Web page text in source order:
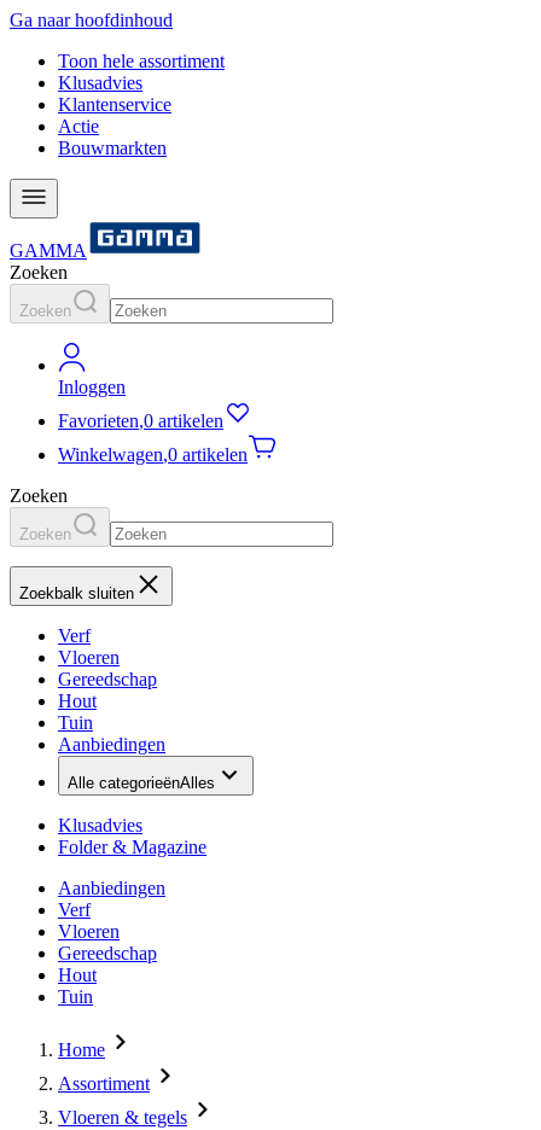
Ga naar hoofdinhoud
Toon hele assortiment
Klusadvies
Klantenservice
Actie
Bouwmarkten
GAMMA
Zoeken
Zoeken
Inloggen
Favorieten,0 artikelen
Winkelwagen,0 artikelen
Zoeken
Zoeken
Zoekbalk sluiten
Verf
Vloeren
Gereedschap
Hout
Tuin
Aanbiedingen
Alle categorieënAlles
Klusadvies
Folder & Magazine
Aanbiedingen
Verf
Vloeren
Gereedschap
Hout
Tuin
Home
Assortiment
Vloeren & tegels